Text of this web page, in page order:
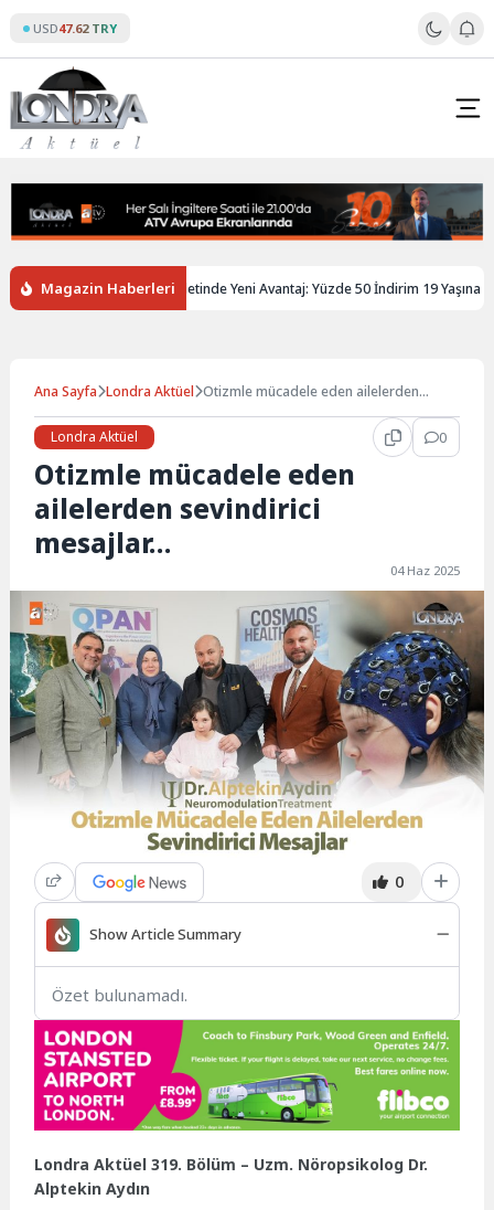
content
USD47.62 TRY
Magazin Haberleri
Gençlere Tren Biletinde Yeni Avantaj: Yüzde 50 İndirim 19 Yaşına
Ana Sayfa Londra Aktüel Otizmle mücadele eden ailelerden
Londra Aktüel
0
Otizmle mücadele eden
ailelerden sevindirici
mesajlar…
04 Haz 2025
0
Show Article Summary
Özet bulunamadı.
Londra Aktüel 319. Bölüm – Uzm. Nöropsikolog Dr.
Alptekin Aydın